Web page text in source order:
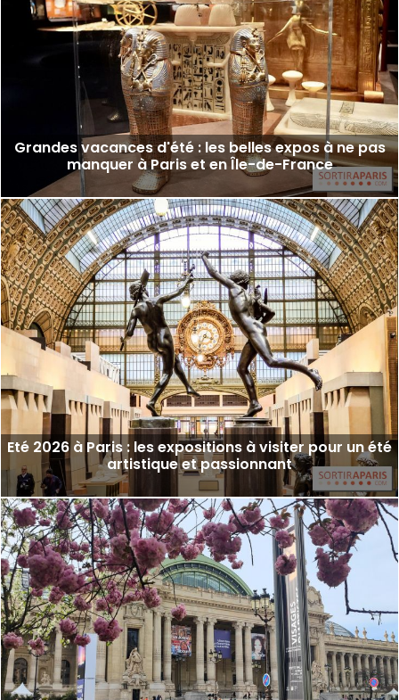
Grandes vacances d'été : les belles expos à ne pas
manquer à Paris et en Île-de-France
Eté 2026 à Paris : les expositions à visiter pour un été
artistique et passionnant